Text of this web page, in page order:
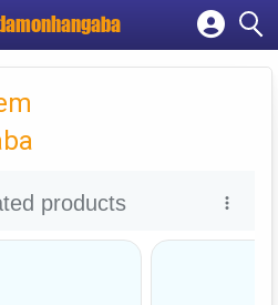
Cadastrar empresa
Criar conta